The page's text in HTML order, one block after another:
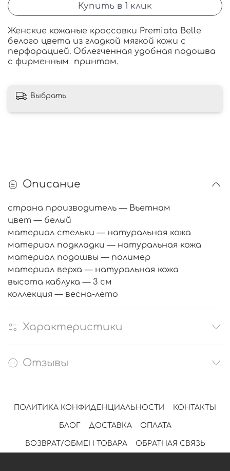
Купить в 1 клик
Женские кожаные кроссовки Premiata Belle
белого цвета из гладкой мягкой кожи с
перфорацией. Облегченная удобная подошва
с фирменным принтом.
Выбрать
Описание
страна производитель — Вьетнам
цвет — белый
материал стельки — натуральная кожа
материал подкладки — натуральная кожа
материал подошвы — полимер
материал верха — натуральная кожа
высота каблука — 3 см
коллекция — весна-лето
Характеристики
Отзывы
ПОЛИТИКА КОНФИДЕНЦИАЛЬНОСТИ КОНТАКТЫ
БЛОГ ДОСТАВКА ОПЛАТА
ВОЗВРАТ/ОБМЕН ТОВАРА ОБРАТНАЯ СВЯЗЬ